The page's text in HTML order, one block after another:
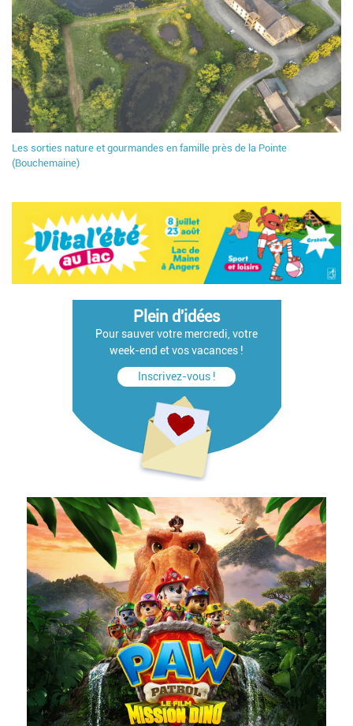
Les sorties nature et gourmandes en famille près de la Pointe
(Bouchemaine)
Plein d'idées
Pour sauver votre mercredi, votre
week-end et vos vacances !
Inscrivez-vous !